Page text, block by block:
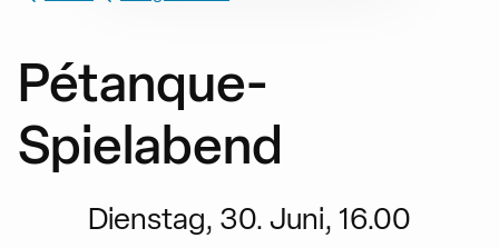
Pétanque-
Spielabend
Dienstag, 30. Juni, 16.00